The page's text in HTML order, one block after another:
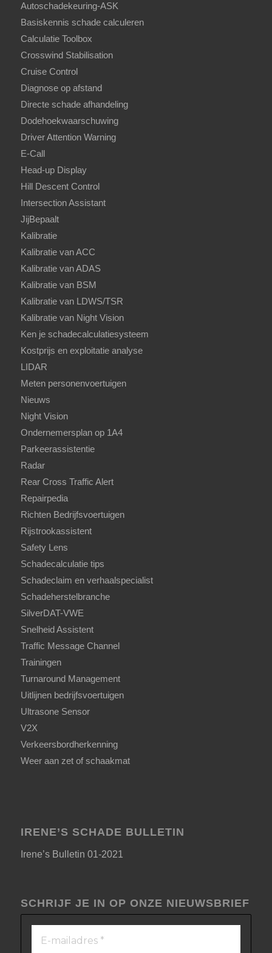
Autoschadekeuring-ASK
Basiskennis schade calculeren
Calculatie Toolbox
Crosswind Stabilisation
Cruise Control
Diagnose op afstand
Directe schade afhandeling
Dodehoekwaarschuwing
Driver Attention Warning
E-Call
Head-up Display
Hill Descent Control
Intersection Assistant
JijBepaalt
Kalibratie
Kalibratie van ACC
Kalibratie van ADAS
Kalibratie van BSM
Kalibratie van LDWS/TSR
Kalibratie van Night Vision
Ken je schadecalculatiesysteem
Kostprijs en exploitatie analyse
LIDAR
Meten personenvoertuigen
Nieuws
Night Vision
Ondernemersplan op 1A4
Parkeerassistentie
Radar
Rear Cross Traffic Alert
Repairpedia
Richten Bedrijfsvoertuigen
Rijstrookassistent
Safety Lens
Schadecalculatie tips
Schadeclaim en verhaalspecialist
Schadeherstelbranche
SilverDAT-VWE
Snelheid Assistent
Traffic Message Channel
Trainingen
Turnaround Management
Uitlijnen bedrijfsvoertuigen
Ultrasone Sensor
V2X
Verkeersbordherkenning
Weer aan zet of schaakmat
IRENE’S SCHADE BULLETIN
Irene’s Bulletin 01-2021
SCHRIJF JE IN OP ONZE NIEUWSBRIEF